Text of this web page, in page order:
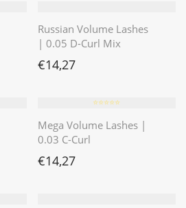
Russian Volume Lashes
| 0.05 D-Curl Mix
€14,27
⭐️⭐️⭐️⭐️⭐️
Mega Volume Lashes |
0.03 C-Curl
€14,27